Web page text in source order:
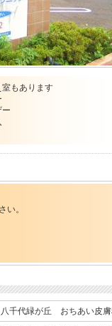
もあります
ー
い。
八千代緑が丘 おちあい皮膚